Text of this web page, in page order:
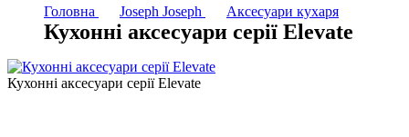
Головна Joseph Joseph Аксесуари кухаря
Кухонні аксесуари серії Elevate
Кухонні аксесуари серії Elevate